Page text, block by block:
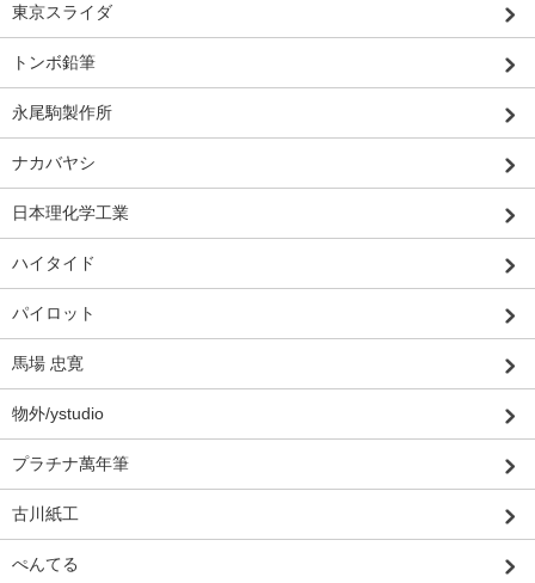
東京スライダ
トンボ鉛筆
永尾駒製作所
ナカバヤシ
日本理化学工業
ハイタイド
パイロット
馬場 忠寛
物外/ystudio
プラチナ萬年筆
古川紙工
ぺんてる